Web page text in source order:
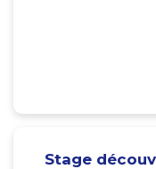
Stage